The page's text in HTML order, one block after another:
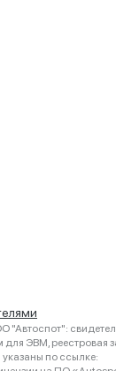
ЭВМ, реестровая
по ссылке: